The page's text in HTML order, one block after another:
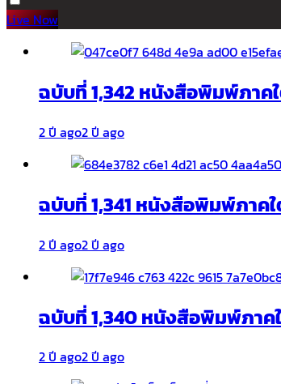
Live Now
ฉบับที่ 1,342 หนังสือพิมพ์ภาค
2 ปี ago2 ปี ago
ฉบับที่ 1,341 หนังสือพิมพ์ภาค
2 ปี ago2 ปี ago
ฉบับที่ 1,340 หนังสือพิมพ์ภาค
2 ปี ago2 ปี ago